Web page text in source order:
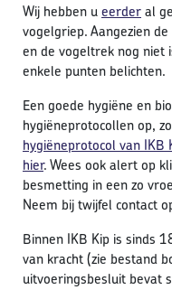
Wij hebben ueerderal
vogelgriep. Aangezien
en de vogeltrek nog niet
enkele punten belichten.
Een goede hygiëne en
hygiëneprotocollen op,
hygiëneprotocol van IKB
hier. Wees ook alert op
besmetting in een zo
Neem bij twijfel contact
Binnen IKB Kip is sinds
van kracht (zie bestand
uitvoeringsbesluit bevat